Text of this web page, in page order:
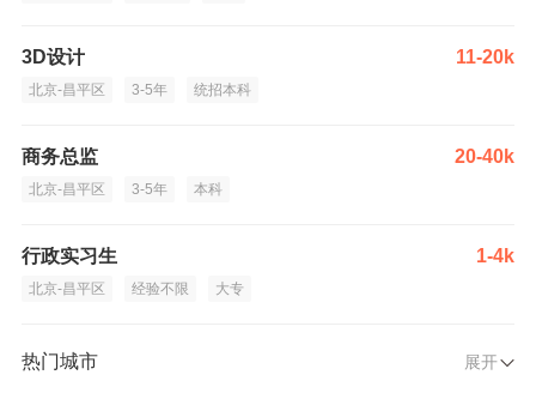
3D设计 11-20k
北京-昌平区 3-5年 统招本科
商务总监 20-40k
北京-昌平区 3-5年 本科
行政实习生 1-4k
北京-昌平区 经验不限 大专
热门城市 展开